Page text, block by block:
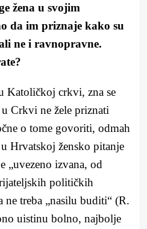
žena u svojim
da im priznaje kako su
ne i ravnopravne.
Katoličkoj crkvi, zna se
Crkvi ne žele priznati
o tome govoriti, odmah
Hrvatskoj žensko pitanje
„uvezeno izvana, od
političkih
ne treba „nasilu buditi“ (R.
uistinu bolno, najbolje